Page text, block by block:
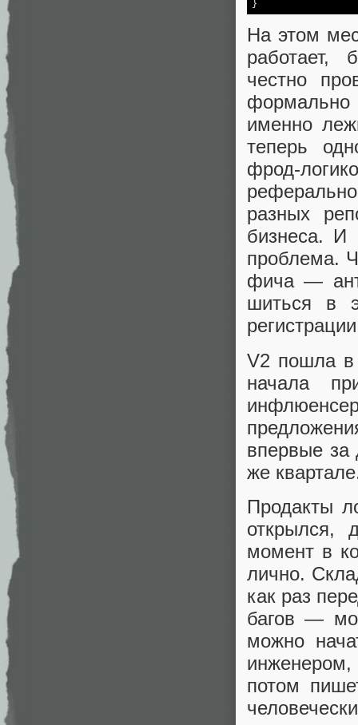
На этом
работает,
честно
формально
именно
теперь
фрод-
разных
бизнеса. И
проблема.
фича —
шиться в
V2 пошла в
начала
впервые за
же
Продакты
открылся,
момент в
лично.
как раз
багов —
можно
инженером,
потом